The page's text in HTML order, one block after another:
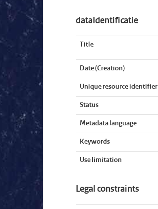
dataIdentificatie
Title
Date (Creation)
Unique resource identifier
Status
Metadata language
Keywords
Use limitation
Legal constraints